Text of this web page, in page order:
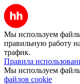
Мы используем
правильную работу
трафик.
Правила
Мы используем
файлов cookie